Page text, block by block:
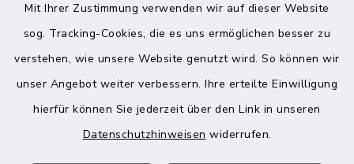
Mit Ihrer Zustimmung verwenden wir auf dieser Website
sog. Tracking-Cookies, die es uns ermöglichen besser zu
verstehen, wie unsere Website genutzt wird. So können wir
unser Angebot weiter verbessern. Ihre erteilte Einwilligung
hierfür können Sie jederzeit über den Link in unseren
Datenschutzhinweisen widerrufen.
08076 499
08076 8595
poststelle@vg-maitenbeth.de